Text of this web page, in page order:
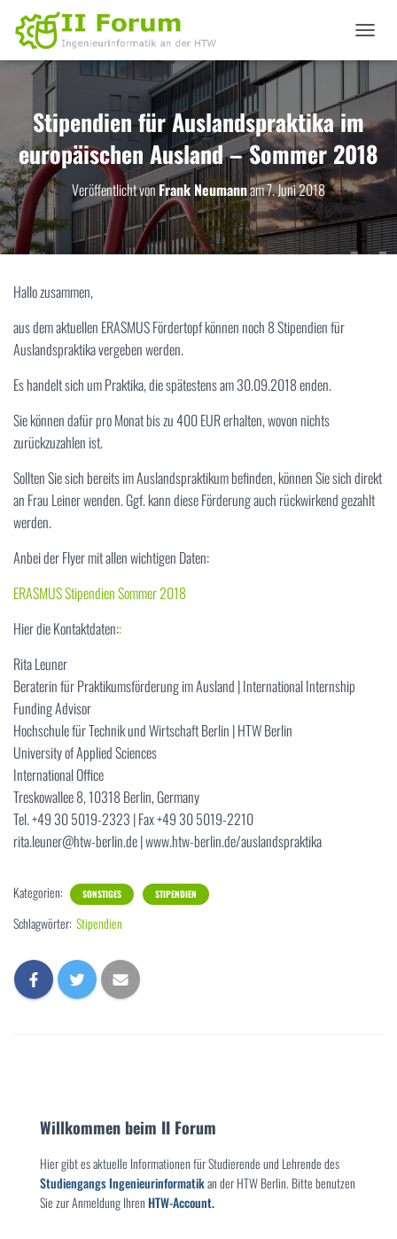
A
I
A
T
O
N
M
S
Stipendien für Auslandspraktika im
europäischen Ausland – Sommer 2018
Veröffentlicht vonFrank Neumannam7. Juni 2018
Hallo zusammen,
aus dem aktuellen ERASMUS Fördertopf können noch 8 Stipendien für
Auslandspraktika vergeben werden.
Es handelt sich um Praktika, die spätestens am 30.09.2018 enden.
Sie können dafür pro Monat bis zu 400 EUR erhalten, wovon nichts
zurückzuzahlen ist.
Sollten Sie sich bereits im Auslandspraktikum befinden, können Sie sich direkt
an Frau Leiner wenden. Ggf. kann diese Förderung auch rückwirkend gezahlt
werden.
Anbei der Flyer mit allen wichtigen Daten:
ERASMUS Stipendien Sommer 2018
Hier die Kontaktdaten::
Rita Leuner
Beraterin für Praktikumsförderung im Ausland | International Internship
Funding Advisor
Hochschule für Technik und Wirtschaft Berlin | HTW Berlin
University of Applied Sciences
International Office
Treskowallee 8, 10318 Berlin, Germany
Tel. +49 30 5019-2323 | Fax +49 30 5019-2210
rita.leuner@htw-berlin.de | www.htw-berlin.de/auslandspraktika
Kategorien: SONSTIGES STIPENDIEN
Schlagwörter: Stipendien
Willkommen beim II Forum
Hier gibt es aktuelle Informationen für Studierende und Lehrende des
Studiengangs Ingenieurinformatikan der HTW Berlin. Bitte benutzen
Sie zur Anmeldung IhrenHTW-Account.